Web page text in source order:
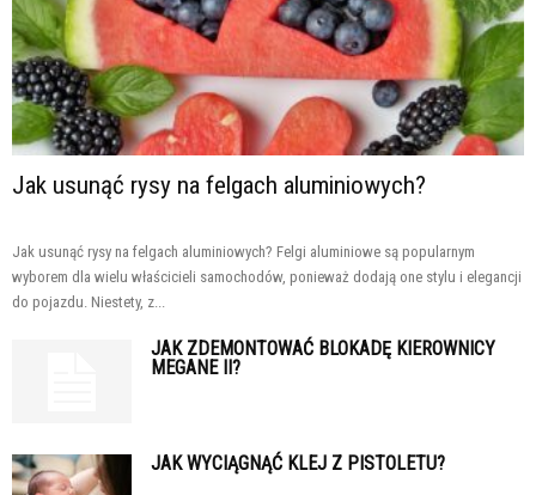
Jak usunąć rysy na felgach aluminiowych?
Jak usunąć rysy na felgach aluminiowych? Felgi aluminiowe są popularnym
wyborem dla wielu właścicieli samochodów, ponieważ dodają one stylu i elegancji
do pojazdu. Niestety, z...
JAK ZDEMONTOWAĆ BLOKADĘ KIEROWNICY
MEGANE II?
JAK WYCIĄGNĄĆ KLEJ Z PISTOLETU?